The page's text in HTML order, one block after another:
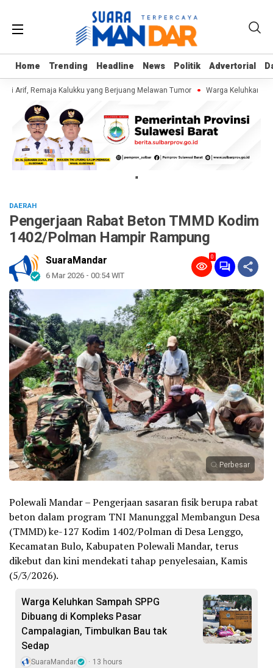
Home Trending Headline News Politik Advertorial
Home Trending Headline News Politik Advertorial
Arif, Remaja Kalukku yang Berjuang Melawan Tumor Warga Keluhkan
"
DAERAH
Pengerjaan Rabat Beton TMMD Kodim
1402/Polman Hampir Rampung
SuaraMandar
6 Mar 2026 - 00:54 WIT
0
Perbesar
Polewali Mandar – Pengerjaan sasaran fisik berupa rabat
beton dalam program TNI Manunggal Membangun Desa
(TMMD) ke-127 Kodim 1402/Polman di Desa Lenggo,
Kecamatan Bulo, Kabupaten Polewali Mandar, terus
dikebut dan kini mendekati tahap penyelesaian, Kamis
(5/3/2026).
Warga Keluhkan Sampah SPPG
Dibuang di Kompleks Pasar
Campalagian, Timbulkan Bau tak
Sedap
SuaraMandar 13 hours